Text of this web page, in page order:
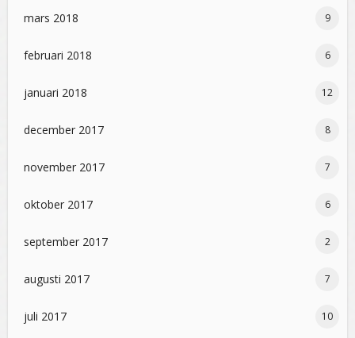
mars 2018 9
februari 2018 6
januari 2018 12
december 2017 8
november 2017 7
oktober 2017 6
september 2017 2
augusti 2017 7
juli 2017 10